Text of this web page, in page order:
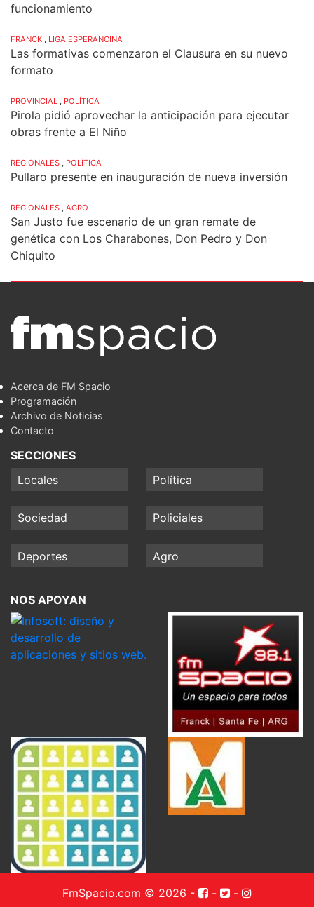
funcionamiento
FRANCK , LIGA ESPERANCINA
Las formativas comenzaron el Clausura en su nuevo
formato
PROVINCIAL , POLÍTICA
Pirola pidió aprovechar la anticipación para ejecutar
obras frente a El Niño
REGIONALES , POLÍTICA
Pullaro presente en inauguración de nueva inversión
REGIONALES , AGRO
San Justo fue escenario de un gran remate de
genética con Los Charabones, Don Pedro y Don
Chiquito
Acerca de FM Spacio
Programación
Archivo de Noticias
Contacto
SECCIONES
Locales
Política
Sociedad Policiales
Deportes Agro
NOS APOYAN
FmSpacio.com © 2026 - - -